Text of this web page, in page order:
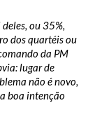
ou 35%,
dos quartéis ou
da PM
lugar de
não é novo,
boa intenção